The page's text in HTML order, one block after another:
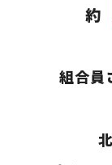
約
組合員